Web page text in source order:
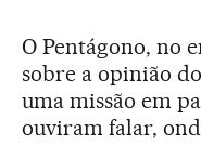
O Pentágono, no
sobre a opinião
uma missão em
ouviram falar,